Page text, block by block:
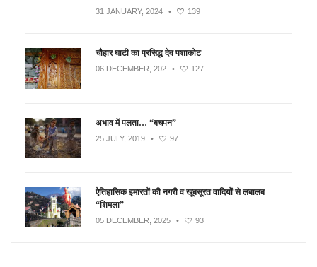
31 JANUARY, 2024 • 139
चौहार घाटी का प्रसिद्ध देव पशाकोट
06 DECEMBER, 202 • 127
अभाव में पलता… “बचपन”
25 JULY, 2019 • 97
ऐतिहासिक इमारतों की नगरी व खूबसूरत वादियों से लबालब
“शिमला”
05 DECEMBER, 2025 • 93